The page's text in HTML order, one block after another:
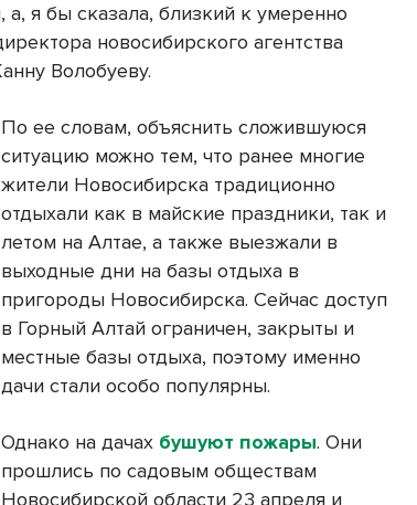
я бы сказала, близкий к умеренно
новосибирского агентства
Волобуеву.
По ее словам, объяснить сложившуюся
ситуацию можно тем, что ранее многие
жители Новосибирска традиционно
отдыхали как в майские праздники, так и
летом на Алтае, а также выезжали в
выходные дни на базы отдыха в
пригороды Новосибирска. Сейчас доступ
в Горный Алтай ограничен, закрыты и
местные базы отдыха, поэтому именно
дачи стали особо популярны.
Однако на дачах бушуют пожары. Они
прошлись по садовым обществам
Новосибирской области 23 апреля и